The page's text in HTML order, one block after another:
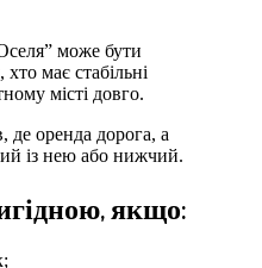
може бути
має стабільні
місті довго.
де оренда дорога, а
із нею або нижчий.
якщо: